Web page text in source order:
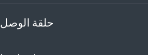
حلقة الوصل